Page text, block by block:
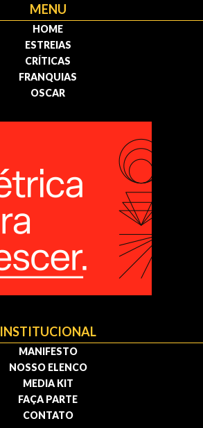
MENU
HOME
ESTREIAS
CRÍTICAS
FRANQUIAS
OSCAR
INSTITUCIONAL
MANIFESTO
NOSSO ELENCO
MEDIA KIT
FAÇA PARTE
CONTATO